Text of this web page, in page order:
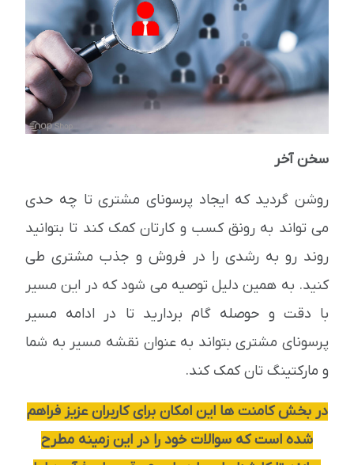
سخن آخر
روشن گردید که ایجاد پرسونای مشتری تا چه حدی
می تواند به رونق کسب و کارتان کمک کند تا بتوانید
روند رو به رشدی را در فروش و جذب مشتری طی
کنید. به همین دلیل توصیه می شود که در این مسیر
با دقت و حوصله گام بردارید تا در ادامه مسیر
پرسونای مشتری بتواند به عنوان نقشه مسیر به شما
و مارکتینگ تان کمک کند.
در بخش کامنت ها این امکان برای کاربران عزیز فراهم
شده است که سوالات خود را در این زمینه مطرح